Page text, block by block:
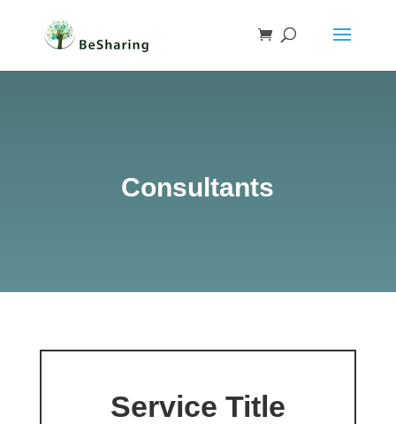
Consultants
Service Title